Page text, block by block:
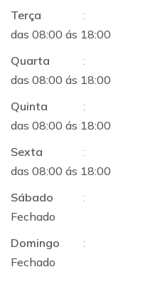
Terça
:
das 08:00 ás 18:00
Quarta
:
das 08:00 ás 18:00
Quinta
:
das 08:00 ás 18:00
Sexta
:
das 08:00 ás 18:00
Sábado
:
Fechado
Domingo
:
Fechado